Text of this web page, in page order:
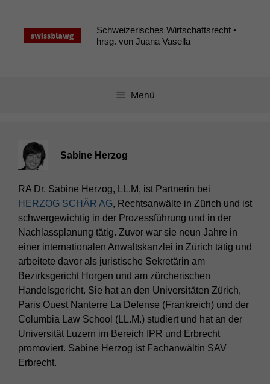
springen
Schweizerisches Wirtschaftsrecht •
hrsg. von Juana Vasella
Menü
Sabine Herzog
RA Dr. Sabine Herzog, LL.M, ist Partnerin bei
HERZOG SCHÄR AG, Rechtsanwälte in Zürich und ist
schwergewichtig in der Prozessführung und in der
Nachlassplanung tätig. Zuvor war sie neun Jahre in
einer internationalen Anwaltskanzlei in Zürich tätig und
arbeitete davor als juristische Sekretärin am
Bezirksgericht Horgen und am zürcherischen
Handelsgericht. Sie hat an den Universitäten Zürich,
Paris Ouest Nanterre La Defense (Frankreich) und der
Columbia Law School (LL.M.) studiert und hat an der
Universität Luzern im Bereich IPR und Erbrecht
promoviert. Sabine Herzog ist Fachanwältin SAV
Erbrecht.